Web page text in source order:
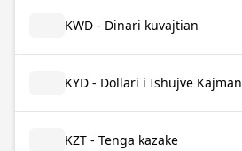
KWD - Dinari kuvajtian
KYD - Dollari i Ishujve Kajman
KZT - Tenga kazake